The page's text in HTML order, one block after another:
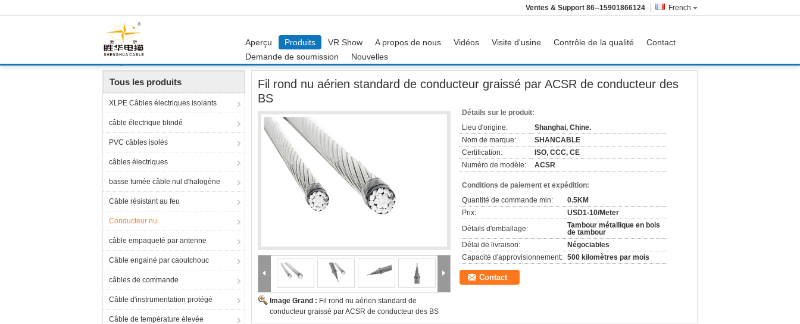
French
Ventes & Support 86--15901866124
Aperçu Produits VR Show A propos de nous Vidéos Visite d'usine Contrôle de la qualité
Contact
Demande de soumission
Nouvelles
Aperçu Produits Conducteur nu Fil rond nu aérien standard de conducteur graissé par ACSR de conducteur des BS
Tous les produits
XLPE Câbles électriques isolants
câble électrique blindé
PVC câbles isolés
câbles électriques
basse fumée câble nul d'halogène
Câble résistant au feu
Conducteur nu
câble empaqueté par antenne
Câble engainé par caoutchouc
câbles de commande
Câble d'instrumentation protégé
Câble de température élevée
Fil rond nu aérien standard de conducteur graissé par ACSR de conducteur des
BS
Image Grand : Fil rond nu aérien standard de
conducteur graissé par ACSR de conducteur des BS
Détails sur le produit:
Lieu d'origine:
Shanghai, Chine.
Nom de marque:
SHANCABLE
Certification:
ISO, CCC, CE
Numéro de modèle:
ACSR
Conditions de paiement et expédition:
Quantité de commande min:
0.5KM
Prix:
USD1-10/Meter
Détails d'emballage:
Tambour métallique en bois
de tambour
Délai de livraison:
Négociables
Capacité d'approvisionnement: 500 kilomètres par mois
Contact